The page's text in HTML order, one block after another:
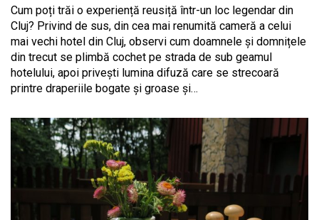
Cum poți trăi o experiență reusiță într-un loc legendar din
Cluj? Privind de sus, din cea mai renumită cameră a celui
mai vechi hotel din Cluj, observi cum doamnele și domnițele
din trecut se plimbă cochet pe strada de sub geamul
hotelului, apoi privești lumina difuză care se strecoară
printre draperiile bogate și groase și…